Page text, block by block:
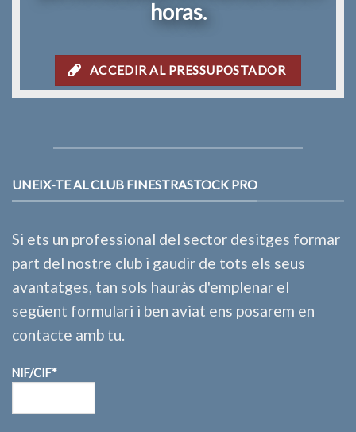
horas.
ACCEDIR AL PRESSUPOSTADOR
UNEIX-TE AL CLUB FINESTRASTOCK PRO
Si ets un professional del sector desitges formar
part del nostre club i gaudir de tots els seus
avantatges, tan sols hauràs d'emplenar el
següent formulari i ben aviat ens posarem en
contacte amb tu.
NIF/CIF*